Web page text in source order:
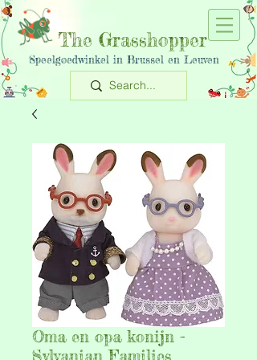
The Grasshopper
Speelgoedwinkel in Brussel en Leuven
Oma en opa konijn -
Sylvanian Families